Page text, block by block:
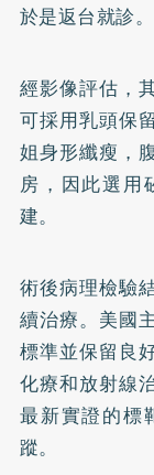
於是返台就診。
經影像評估，
可採用乳頭保
姐身形纖瘦，
房，因此選用
建。
術後病理檢驗
續治療。美國
標準並保留良
化療和放射線
最新實證的標
蹤。